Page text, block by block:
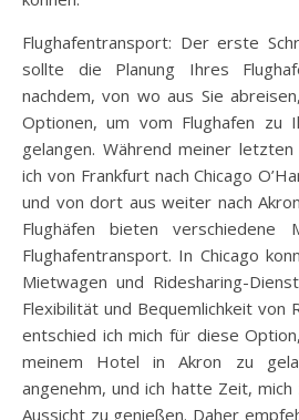
Flughafentransport: Der erste
sollte die Planung Ihres
nachdem, von wo aus Sie
Optionen, um vom Flughafen zu
gelangen. Während meiner
ich von Frankfurt nach Chicago
und von dort aus weiter nach
Flughäfen bieten verschiedene
Flughafentransport. In Chicago
Mietwagen und Ridesharing-
Flexibilität und Bequemlichkeit von
entschied ich mich für diese
meinem Hotel in Akron zu
angenehm, und ich hatte Zeit,
Aussicht zu genießen. Daher